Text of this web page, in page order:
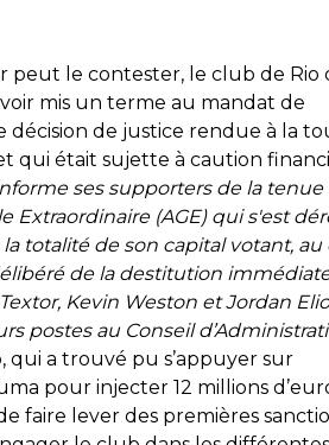
peut le contester, le club de Rio
mis un terme au mandat de
décision de justice rendue à la
qui était sujette à caution
informe ses supporters de la tenue
Extraordinaire (AGE) qui s'est
la totalité de son capital votant, au
de la destitution
Kevin Weston et Jordan
postes au Conseil
qui a trouvé pu s’appuyer sur
pour injecter 12 millions
faire lever des premières